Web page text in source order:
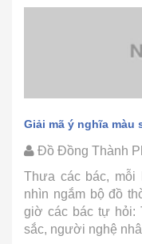
Giải mã ý nghĩa màu
Đồ Đồng Thành
Thưa các bác,
nhìn ngắm bộ đồ
giờ các bác tự hỏi:
sắc, người nghệ